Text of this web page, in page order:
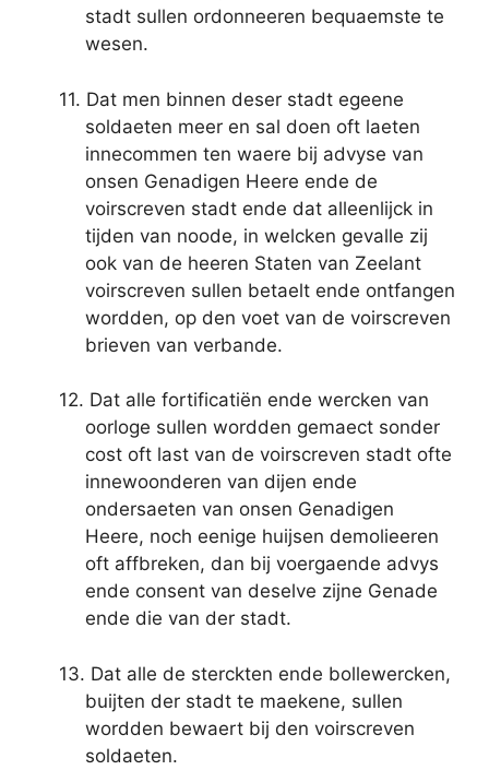
stadt sullen ordonneeren bequaemste te
wesen.
11. Dat men binnen deser stadt egeene
soldaeten meer en sal doen oft laeten
innecommen ten waere bij advyse van
onsen Genadigen Heere ende de
voirscreven stadt ende dat alleenlijck in
tijden van noode, in welcken gevalle zij
ook van de heeren Staten van Zeelant
voirscreven sullen betaelt ende ontfangen
wordden, op den voet van de voirscreven
brieven van verbande.
12. Dat alle fortificatiën ende wercken van
oorloge sullen wordden gemaect sonder
cost oft last van de voirscreven stadt ofte
innewoonderen van dijen ende
ondersaeten van onsen Genadigen
Heere, noch eenige huijsen demolieeren
oft affbreken, dan bij voergaende advys
ende consent van deselve zijne Genade
ende die van der stadt.
13. Dat alle de sterckten ende bollewercken,
buijten der stadt te maekene, sullen
wordden bewaert bij den voirscreven
soldaeten.